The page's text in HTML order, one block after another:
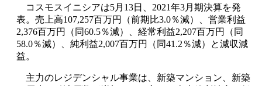
コスモスイニシアは5月13日、2021年3月期決算を発
表。売上高107,257百万円（前期比3.0％減）、営業利益
2,376百万円（同60.5％減）、経常利益2,207百万円（同
58.0％減）、純利益2,007百万円（同41.2％減）と減収減
益。
主力のレジデンシャル事業は、新築マンション、新築